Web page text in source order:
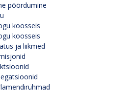
pöördumine
koosseis
koosseis
ja liikmed